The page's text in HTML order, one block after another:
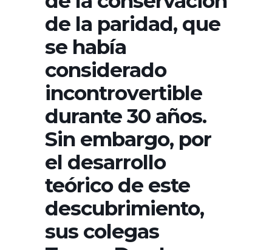
de la paridad, que
se había
considerado
incontrovertible
durante 30 años.
Sin embargo, por
el desarrollo
teórico de este
descubrimiento,
sus colegas